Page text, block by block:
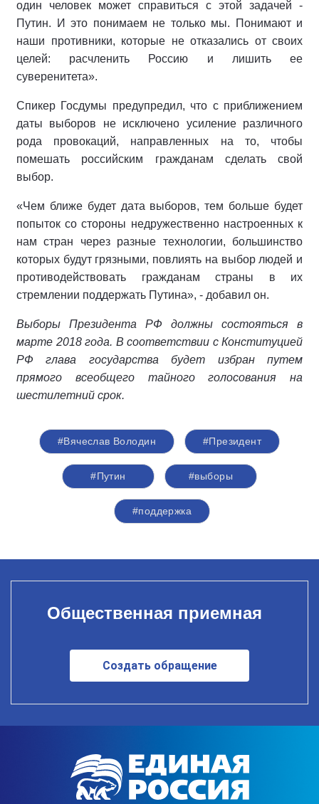
один человек может справиться с этой задачей -
Путин. И это понимаем не только мы. Понимают и
наши противники, которые не отказались от своих
целей: расчленить Россию и лишить ее
суверенитета».
Спикер Госдумы предупредил, что с приближением
даты выборов не исключено усиление различного
рода провокаций, направленных на то, чтобы
помешать российским гражданам сделать свой
выбор.
«Чем ближе будет дата выборов, тем больше будет
попыток со стороны недружественно настроенных к
нам стран через разные технологии, большинство
которых будут грязными, повлиять на выбор людей и
противодействовать гражданам страны в их
стремлении поддержать Путина», - добавил он.
Выборы Президента РФ должны состояться в
марте 2018 года. В соответствии с Конституцией
РФ глава государства будет избран путем
прямого всеобщего тайного голосования на
шестилетний срок.
#Вячеслав Володин #Президент
#Путин #выборы
#поддержка
Общественная приемная
Создать обращение